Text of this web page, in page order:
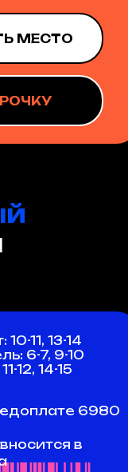
МЕСТО
6980
в
11, 13-14
6-7, 9-10
12, 14-15